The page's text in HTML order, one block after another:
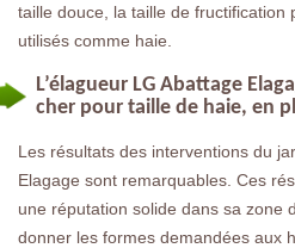
taille douce, la taille de fructification
utilisés comme haie.
L’élagueur LG Abattage
cher pour taille de haie, en
Les résultats des interventions du
Elagage sont remarquables. Ces
une réputation solide dans sa zone
donner les formes demandées aux